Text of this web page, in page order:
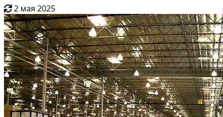
2 мая 2025